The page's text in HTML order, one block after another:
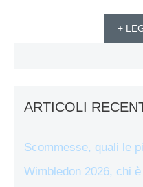
+
ARTICOLI
Scommesse, quali le
Wimbledon 2026, chi